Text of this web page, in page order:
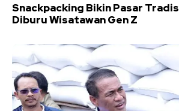
Snackpacking Bikin Pasar
Diburu Wisatawan Gen Z